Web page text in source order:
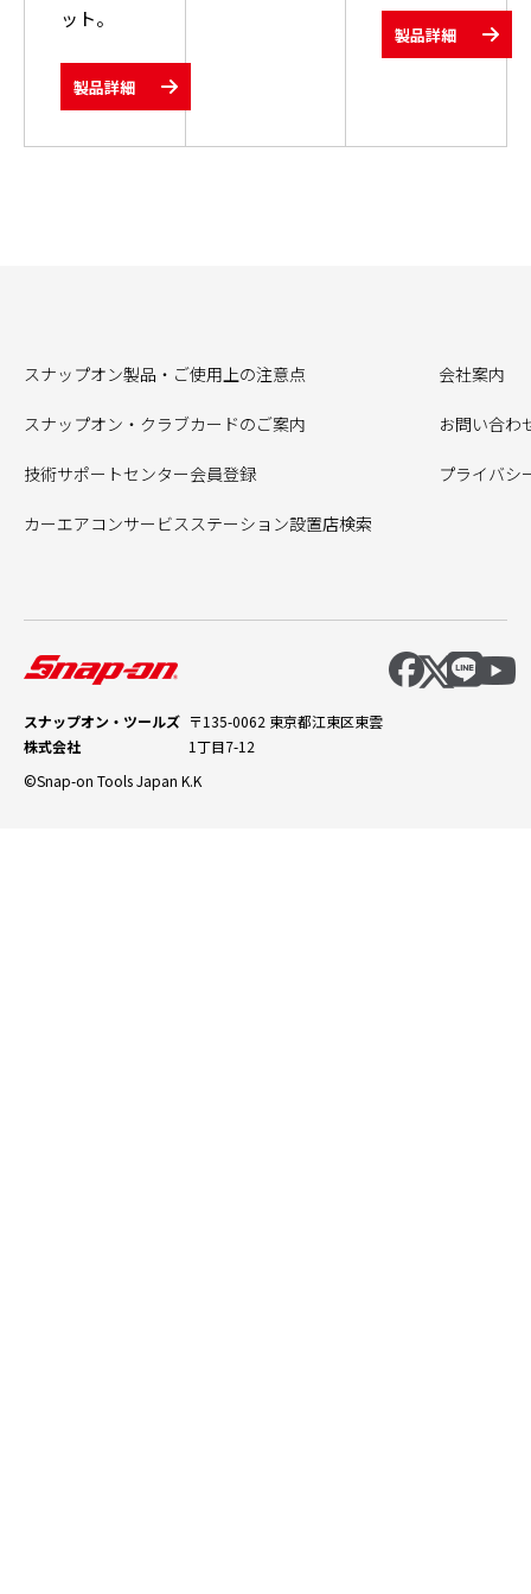
ット。
製品詳細
製品詳細
スナップオン製品・ご使用上の注意点
スナップオン・クラブカードのご案内
技術サポートセンター会員登録
カーエアコンサービスステーション設置店検索
会社案内
お問い合わ
プライバシ
スナップオン・ツールズ
株式会社
〒135-0062 東京都江東区東雲
1丁目7-12
©Snap-on Tools Japan K.K